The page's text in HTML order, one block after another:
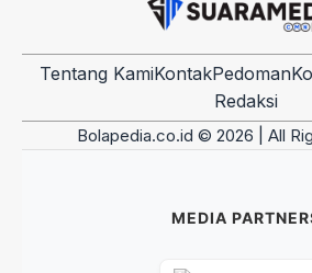
Tentang KamiKontakPedoman
Redaksi
Bolapedia.co.id © 2026 | All
MEDIA